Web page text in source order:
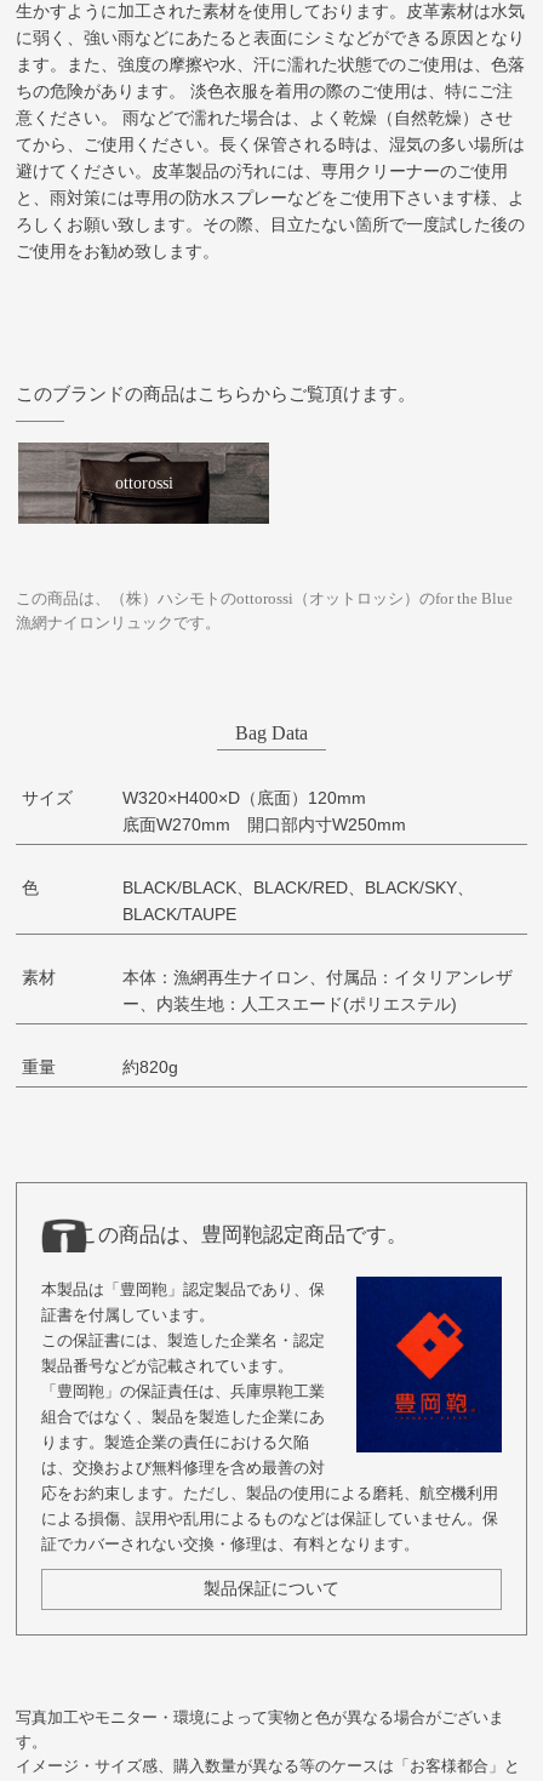
生かすように加工された素材を使用しております。皮革素材は水気
に弱く、強い雨などにあたると表面にシミなどができる原因となり
ます。また、強度の摩擦や水、汗に濡れた状態でのご使用は、色落
ちの危険があります。 淡色衣服を着用の際のご使用は、特にご注
意ください。 雨などで濡れた場合は、よく乾燥（自然乾燥）させ
てから、ご使用ください。長く保管される時は、湿気の多い場所は
避けてください。皮革製品の汚れには、専用クリーナーのご使用
と、雨対策には専用の防水スプレーなどをご使用下さいます様、よ
ろしくお願い致します。その際、目立たない箇所で一度試した後の
ご使用をお勧め致します。
このブランドの商品はこちらからご覧頂けます。
ottorossi
この商品は、（株）ハシモトのottorossi（オットロッシ）のfor the Blue
漁網ナイロンリュックです。
Bag Data
サイズ
W320×H400×D（底面）120mm
底面W270mm 開口部内寸W250mm
色
BLACK/BLACK、BLACK/RED、BLACK/SKY、
BLACK/TAUPE
素材
本体：漁網再生ナイロン、付属品：イタリアンレザ
ー、内装生地：人工スエード(ポリエステル)
重量 約820g
この商品は、豊岡鞄認定商品です。
本製品は「豊岡鞄」認定製品であり、保
証書を付属しています。
この保証書には、製造した企業名・認定
製品番号などが記載されています。
「豊岡鞄」の保証責任は、兵庫県鞄工業
組合ではなく、製品を製造した企業にあ
ります。製造企業の責任における欠陥
は、交換および無料修理を含め最善の対
応をお約束します。ただし、製品の使用による磨耗、航空機利用
による損傷、誤用や乱用によるものなどは保証していません。保
証でカバーされない交換・修理は、有料となります。
製品保証について
写真加工やモニター・環境によって実物と色が異なる場合がございま
す。
イメージ・サイズ感、購入数量が異なる等のケースは「お客様都合」と